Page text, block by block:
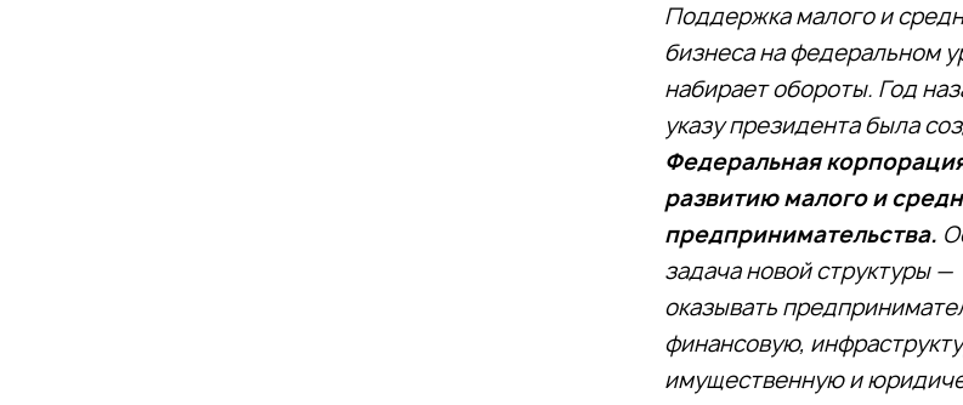
Поддержка малого и
бизнеса на федеральном
набирает обороты. Год
указу президента была
Федеральная
развитию малого и
предпринимательства.
задача новой структуры —
оказывать
финансовую,
имущественную и